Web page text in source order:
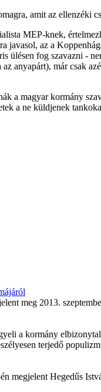
amit az
MEP-knek,
javasol, az a
ülésen fog szavazni -
anyapárt), már csak
a magyar kormány
a ne küldjenek
meg 2013.
a kormány
terjedő
megjelent Hegedűs